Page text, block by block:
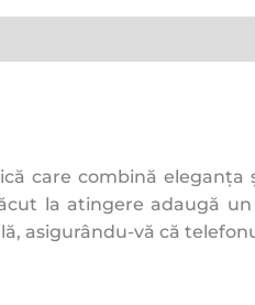
care combină
la atingere adaugă
asigurându-vă că